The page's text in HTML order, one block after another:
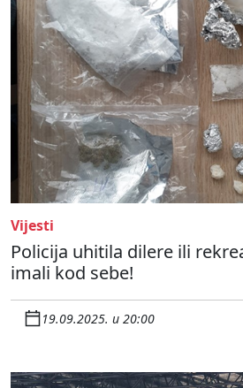
Vijesti
Policija uhitila dilere ili
imali kod sebe!
19.09.2025. u 20:00